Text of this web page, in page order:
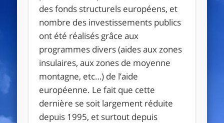
des fonds structurels européens, et
nombre des investissements publics
ont été réalisés grâce aux
programmes divers (aides aux zones
insulaires, aux zones de moyenne
montagne, etc…) de l’aide
européenne. Le fait que cette
dernière se soit largement réduite
depuis 1995, et surtout depuis